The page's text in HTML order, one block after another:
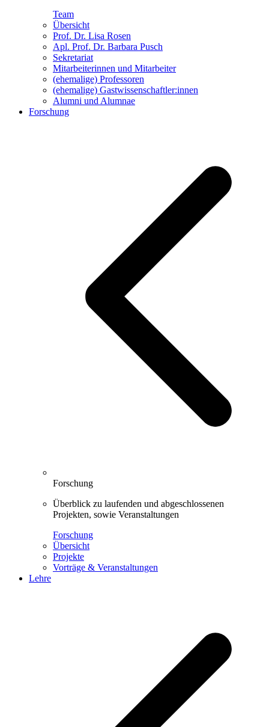
Team
Übersicht
Prof. Dr. Lisa Rosen
Apl. Prof. Dr. Barbara Pusch
Sekretariat
Mitarbeiterinnen und Mitarbeiter
(ehemalige) Professoren
(ehemalige) Gastwissenschaftler:innen
Alumni und Alumnae
Forschung
Forschung
Überblick zu laufenden und abgeschlossenen
Projekten, sowie Veranstaltungen
Forschung
Übersicht
Projekte
Vorträge & Veranstaltungen
Lehre